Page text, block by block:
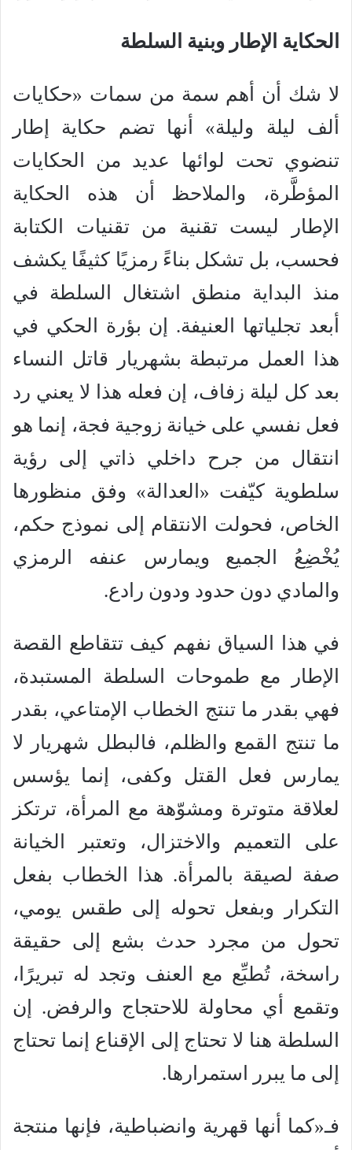
الحكاية الإطار وبنية السلطة
لا شك أن أهم سمة من سمات «حكايات
ألف ليلة وليلة» أنها تضم حكاية إطار
تنضوي تحت لوائها عديد من الحكايات
المؤطَّرة، والملاحظ أن هذه الحكاية
الإطار ليست تقنية من تقنيات الكتابة
فحسب، بل تشكل بناءً رمزيًا كثيفًا يكشف
منذ البداية منطق اشتغال السلطة في
أبعد تجلياتها العنيفة. إن بؤرة الحكي في
هذا العمل مرتبطة بشهريار قاتل النساء
بعد كل ليلة زفاف، إن فعله هذا لا يعني رد
فعل نفسي على خيانة زوجية فجة، إنما هو
انتقال من جرح داخلي ذاتي إلى رؤية
سلطوية كيّفت «العدالة» وفق منظورها
الخاص، فحولت الانتقام إلى نموذج حكم،
يُخْضِعُ الجميع ويمارس عنفه الرمزي
والمادي دون حدود ودون رادع.
في هذا السياق نفهم كيف تتقاطع القصة
الإطار مع طموحات السلطة المستبدة،
فهي بقدر ما تنتج الخطاب الإمتاعي، بقدر
ما تنتج القمع والظلم، فالبطل شهريار لا
يمارس فعل القتل وكفى، إنما يؤسس
لعلاقة متوترة ومشوّهة مع المرأة، ترتكز
على التعميم والاختزال، وتعتبر الخيانة
صفة لصيقة بالمرأة. هذا الخطاب بفعل
التكرار وبفعل تحوله إلى طقس يومي،
تحول من مجرد حدث بشع إلى حقيقة
راسخة، تُطبِّع مع العنف وتجد له تبريرًا،
وتقمع أي محاولة للاحتجاج والرفض. إن
السلطة هنا لا تحتاج إلى الإقناع إنما تحتاج
إلى ما يبرر استمرارها.
فـ«كما أنها قهرية وانضباطية، فإنها منتجة